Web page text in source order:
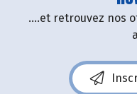
....et retrouvez nos